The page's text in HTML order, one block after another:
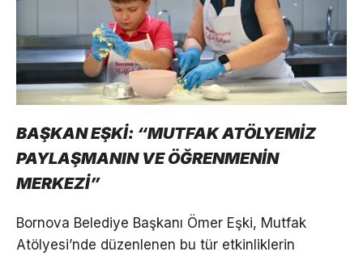
BAŞKAN EŞKİ: “MUTFAK ATÖLYEMİZ
PAYLAŞMANIN VE ÖĞRENMENİN
MERKEZİ”
Bornova Belediye Başkanı Ömer Eşki, Mutfak
Atölyesi’nde düzenlenen bu tür etkinliklerin